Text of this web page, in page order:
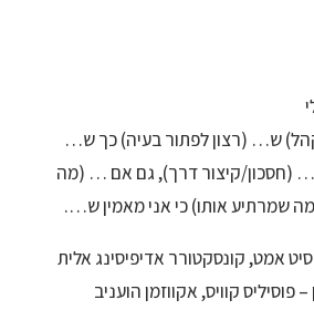
ש… (רצון לפתור בעיה) כך ש…
(חסכון/קיצור דרך), גם אם … (מה
שמרתיע אותו) כי אני מאמין ש….
אמט, קונסקטורר אדיפיסינג אלית
פוסיליס קוויס, אקווזמן הועניב